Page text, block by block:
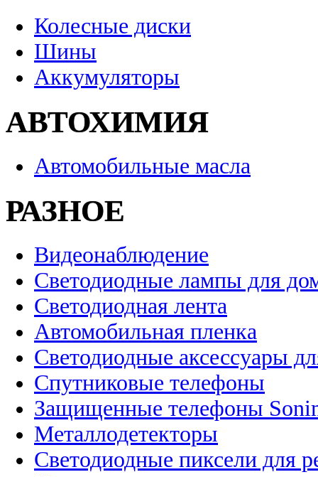
Колесные диски
Шины
Аккумуляторы
АВТОХИМИЯ
Автомобильные масла
РАЗНОЕ
Видеонаблюдение
Светодиодные лампы для
Светодиодная лента
Автомобильная пленка
Светодиодные аксессуары
Спутниковые телефоны
Защищенные телефоны
Металлодетекторы
Светодиодные пиксели для